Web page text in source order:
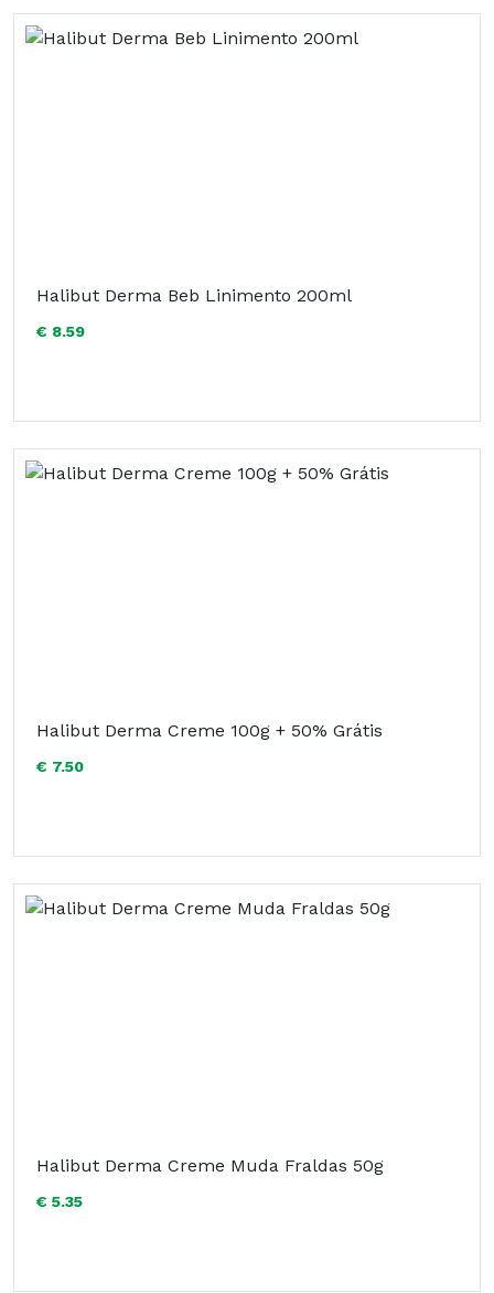
Halibut Derma Beb Linimento 200ml
€ 8.59
Halibut Derma Creme 100g + 50% Grátis
€ 7.50
Halibut Derma Creme Muda Fraldas 50g
€ 5.35